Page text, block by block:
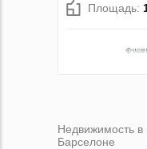
Площадь:
Недвижимость в
Барселоне